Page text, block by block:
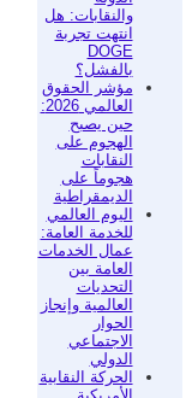
والنقابات: هل
انتهت تجربة
DOGE
بالفشل؟
مؤشر الحقوق
العالمي 2026:
حين يصبح
الهجوم على
النقابات
هجوماً على
الديمقراطية
اليوم العالمي
للخدمة العامة:
عمال الخدمات
العامة بين
التحديات
العالمية وإنجاز
الحوار
الاجتماعي
الدولي
الحركة النقابية